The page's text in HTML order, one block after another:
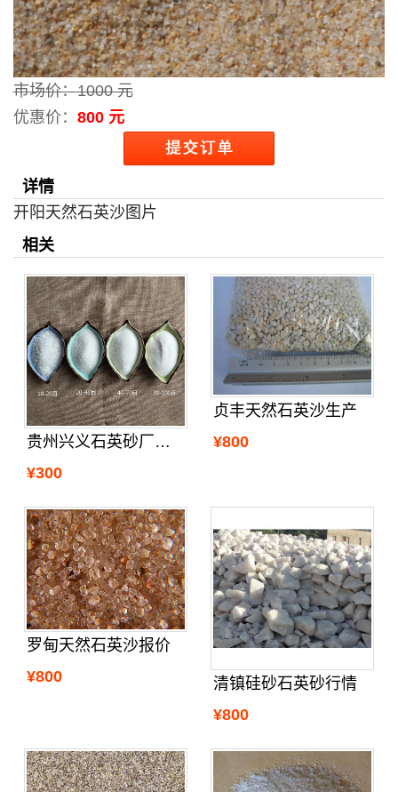
市场价：1000 元
优惠价： 800 元
详情
开阳天然石英沙图片
相关
贵州兴义石英砂厂家哪里卖和生产
¥300
贞丰天然石英沙生产
¥800
罗甸天然石英沙报价
¥800
清镇硅砂石英砂行情
¥800